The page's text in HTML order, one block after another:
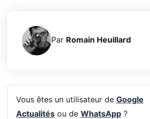
Par Romain Heuillard
Vous êtes un utilisateur de Google
Actualitésou de WhatsApp?